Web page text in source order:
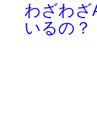
わざわざ
いるの？